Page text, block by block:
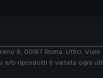
8, 00187 Roma. Uffici:
o riprodotti è vietata ogni